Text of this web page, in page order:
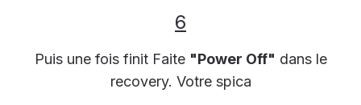
6
Puis une fois finit Faite "Power Off" dans le
recovery. Votre spica